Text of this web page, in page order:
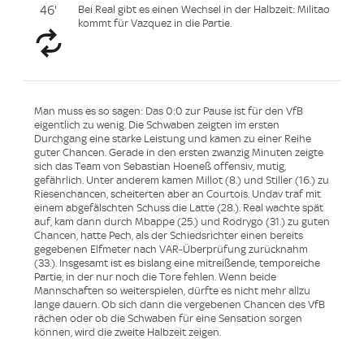
46'
Bei Real gibt es einen Wechsel in der Halbzeit: Militao
kommt für Vazquez in die Partie.
Man muss es so sagen: Das 0:0 zur Pause ist für den VfB
eigentlich zu wenig. Die Schwaben zeigten im ersten
Durchgang eine starke Leistung und kamen zu einer Reihe
guter Chancen. Gerade in den ersten zwanzig Minuten zeigte
sich das Team von Sebastian Hoeneß offensiv, mutig,
gefährlich. Unter anderem kamen Millot (8.) und Stiller (16.) zu
Riesenchancen, scheiterten aber an Courtois. Undav traf mit
einem abgefälschten Schuss die Latte (28.). Real wachte spät
auf, kam dann durch Mbappe (25.) und Rodrygo (31.) zu guten
Chancen, hatte Pech, als der Schiedsrichter einen bereits
gegebenen Elfmeter nach VAR-Überprüfung zurücknahm
(33.). Insgesamt ist es bislang eine mitreißende, temporeiche
Partie, in der nur noch die Tore fehlen. Wenn beide
Mannschaften so weiterspielen, dürfte es nicht mehr allzu
lange dauern. Ob sich dann die vergebenen Chancen des VfB
rächen oder ob die Schwaben für eine Sensation sorgen
können, wird die zweite Halbzeit zeigen.